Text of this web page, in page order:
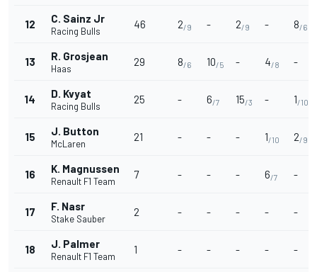
12 C. Sainz Jr
Racing Bulls
46 2/9 - 2/9 - 8/6
13 R. Grosjean
Haas
29 8/6 10/5 - 4/8 -
14 D. Kvyat
Racing Bulls
25 - 6/7 15/3 - 1/10
15 J. Button
McLaren
21 - - - 1/10 2/9
16 K. Magnussen
Renault F1 Team
7 - - - 6/7 -
17 F. Nasr
Stake Sauber
2 - - - - -
18 J. Palmer
Renault F1 Team
1 - - - - -